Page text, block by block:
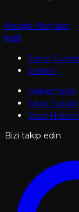
Google Play'den
İndir
Sanat
İletişim
Hakkımızda
Sıkça
Yasal
Bizi takip edin